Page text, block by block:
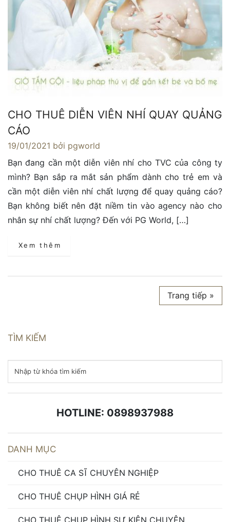
CHO THUÊ DIỄN VIÊN NHÍ QUAY QUẢNG
CÁO
19/01/2021 bởi pgworld
Bạn đang cần một diễn viên nhí cho TVC của công ty
mình? Bạn sắp ra mắt sản phẩm dành cho trẻ em và
cần một diễn viên nhí chất lượng để quay quảng cáo?
Bạn không biết nên đặt niềm tin vào agency nào cho
nhân sự nhí chất lượng? Đến với PG World, […]
Xem thêm
Trang tiếp »
TÌM KIẾM
HOTLINE: 0898937988
DANH MỤC
CHO THUÊ CA SĨ CHUYÊN NGHIỆP
CHO THUÊ CHỤP HÌNH GIÁ RẺ
CHO THUÊ CHỤP HÌNH SỰ KIỆN CHUYÊN